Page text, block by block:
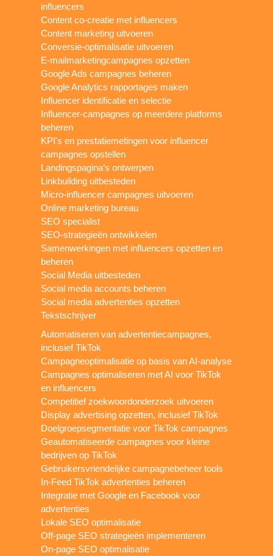
influencers
Content co-creatie met influencers
Content marketing uitvoeren
Conversie-optimalisatie uitvoeren
E-mailmarketingcampagnes opzetten
Google Ads campagnes beheren
Google Analytics rapportages maken
Influencer identificatie en selectie
Influencer-campagnes op meerdere platforms
beheren
KPI's en prestatiemetingen voor influencer
campagnes opstellen
Landingspagina’s ontwerpen
Linkbuilding uitbesteden
Micro-influencer campagnes uitvoeren
Online marketing bureau
SEO specialist
SEO-strategieën ontwikkelen
Samenwerkingen met influencers opzetten en
beheren
Social Media uitbesteden
Social media accounts beheren
Social media advertenties opzetten
Tekstschrijver
Automatiseren van advertentiecampagnes,
inclusief TikTok
Campagneoptimalisatie op basis van AI-analyse
Campagnes optimaliseren met AI voor TikTok
en influencers
Competitief zoekwoordonderzoek uitvoeren
Display advertising opzetten, inclusief TikTok
Doelgroepsegmentatie voor TikTok campagnes
Geautomatiseerde campagnes voor kleine
bedrijven op TikTok
Gebruikersvriendelijke campagnebeheer tools
In-Feed TikTok advertenties beheren
Integratie met Google en Facebook voor
advertenties
Lokale SEO optimalisatie
Off-page SEO strategieën implementeren
On-page SEO optimalisatie